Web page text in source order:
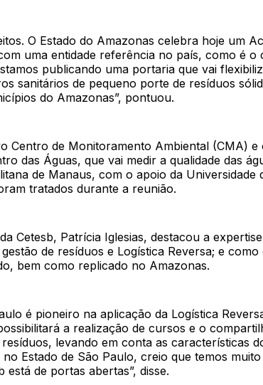
O Estado do Amazonas celebra hoje um
uma entidade referência no país, como é o
publicando uma portaria que vai
sanitários de pequeno porte de resíduos
do Amazonas”, pontuou.
Centro de Monitoramento Ambiental (CMA) e
das Águas, que vai medir a qualidade das
de Manaus, com o apoio da Universidade
tratados durante a reunião.
Cetesb, Patrícia Iglesias, destacou a
de resíduos e Logística Reversa; e
bem como replicado no Amazonas.
é pioneiro na aplicação da Logística
a realização de cursos e o
levando em conta as características
Estado de São Paulo, creio que temos
está de portas abertas”, disse.